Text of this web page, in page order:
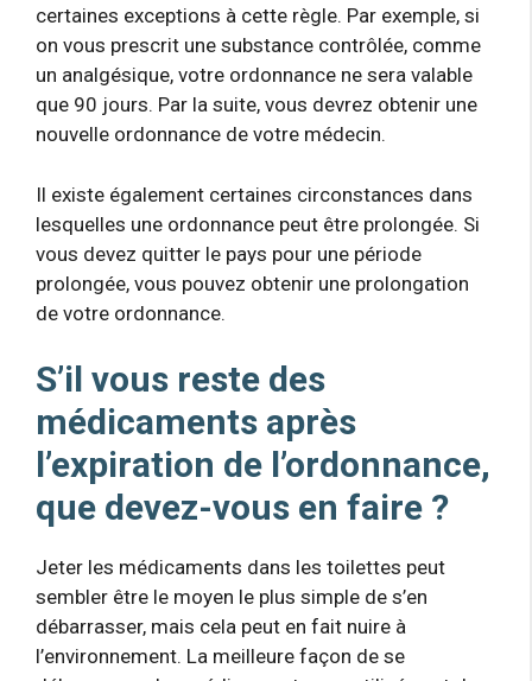
certaines exceptions à cette règle. Par exemple, si
on vous prescrit une substance contrôlée, comme
un analgésique, votre ordonnance ne sera valable
que 90 jours. Par la suite, vous devrez obtenir une
nouvelle ordonnance de votre médecin.
Il existe également certaines circonstances dans
lesquelles une ordonnance peut être prolongée. Si
vous devez quitter le pays pour une période
prolongée, vous pouvez obtenir une prolongation
de votre ordonnance.
S’il vous reste des
médicaments après
l’expiration de l’ordonnance,
que devez-vous en faire ?
Jeter les médicaments dans les toilettes peut
sembler être le moyen le plus simple de s’en
débarrasser, mais cela peut en fait nuire à
l’environnement. La meilleure façon de se